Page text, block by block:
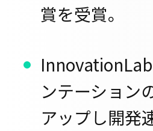
賞を受賞。
ンテーション
アップし開発